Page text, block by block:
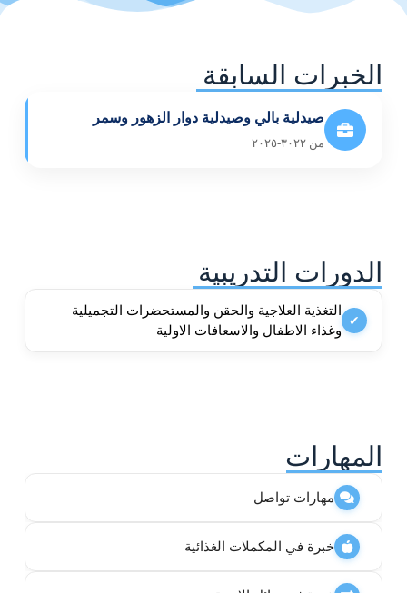
الخبرات السابقة
صيدلية بالي وصيدلية دوار الزهور وسمر
من ٣٠٢٢-٢٠٢٥
الدورات التدريبية
✔
التغذية العلاجية والحقن والمستحضرات التجميلية
وغذاء الاطفال والاسعافات الاولية
المهارات
مهارات تواصل
خبرة في المكملات الغذائية